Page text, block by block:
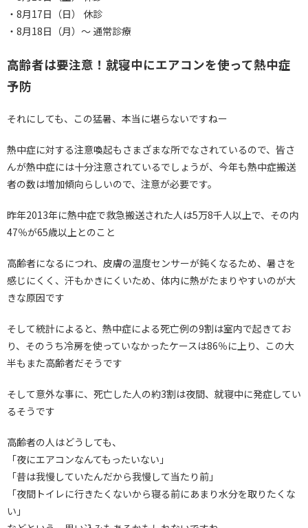
・8月17日（日） 休診
・8月18日（月）～ 通常診療
高齢者は要注意！就寝中にエアコンを使って熱中症
予防
それにしても、この猛暑、本当に堪らないですねー
熱中症に対する注意喚起もさまざまな所でなされているので、皆さ
んが熱中症には十分注意されているでしょうが、今年も熱中症搬送
者の数は増加傾向らしいので、注意が必要です。
昨年2013年に熱中症で救急搬送された人は5万8千人以上で、その内
47％が65歳以上とのこと
高齢者になるにつれ、皮膚の温度センサーが鈍くなるため、暑さを
感じにくく、汗もかきにくいため、体内に熱がたまりやすいのが大
きな原因です
そして統計によると、熱中症による死亡例の9割は室内で起きてお
り、そのうち冷房を使っていなかったケースは86％に上り、この大
半もまた高齢者だそうです
そして意外な事に、死亡した人の約3割は夜間、就寝中に発症してい
るそうです
高齢者の人はどうしても、
「夜にエアコンなんてもったいない」
「昔は我慢していたんだから我慢して当たり前」
「夜間トイレに行きたくないから寝る前にあまり水分を取りたくな
い」